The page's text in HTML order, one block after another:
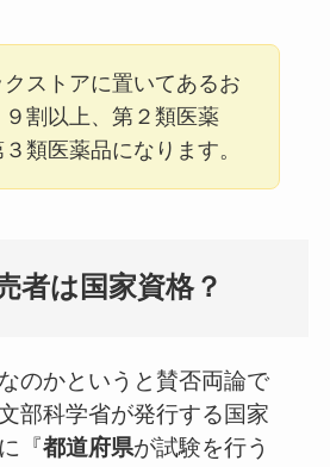
クストアに置いてあるお
割以上、第２類医薬
類医薬品になります。
者は国家資格？
のかというと賛否両論で
部科学省が発行する国家
『都道府県が試験を行う